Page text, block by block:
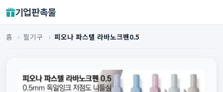
기업판촉물
홈 › 필기구 › 피오나 파스텔 라바노크펜0.5